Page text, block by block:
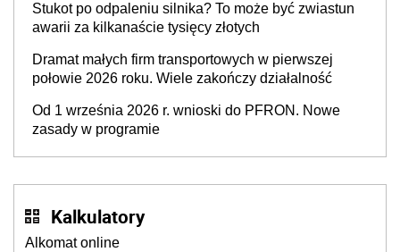
Stukot po odpaleniu silnika? To może być zwiastun
awarii za kilkanaście tysięcy złotych
Dramat małych firm transportowych w pierwszej
połowie 2026 roku. Wiele zakończy działalność
Od 1 września 2026 r. wnioski do PFRON. Nowe
zasady w programie
Kalkulatory
Alkomat online